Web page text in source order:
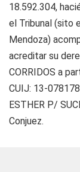
18.592.304,
el Tribunal (sito
Mendoza)
acreditar su
CORRIDOS a
CUIJ: 13-
ESTHER P/
Conjuez.